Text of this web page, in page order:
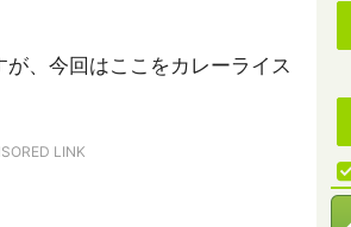
、今回はここをカレーライス
LINK